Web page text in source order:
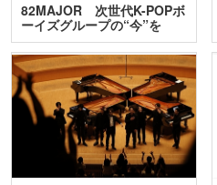
82MAJOR 次世代K-POPボ
ーイズグループの“今”を
訊…